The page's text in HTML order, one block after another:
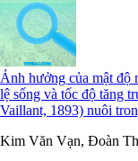
Ảnh hưởng của mật độ
lệ sống và tốc độ tăng
Vaillant, 1893) nuôi
Kim Văn Vạn, Đoàn